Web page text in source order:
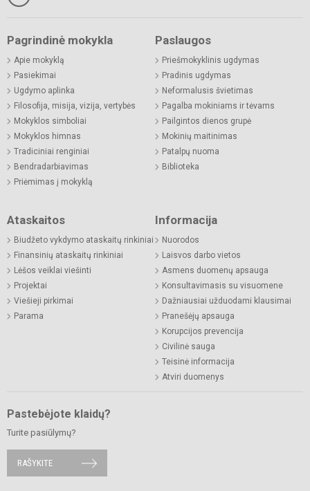
Pagrindinė mokykla
Apie mokyklą
Pasiekimai
Ugdymo aplinka
Filosofija, misija, vizija, vertybės
Mokyklos simboliai
Mokyklos himnas
Tradiciniai renginiai
Bendradarbiavimas
Priėmimas į mokyklą
Paslaugos
Priešmokyklinis ugdymas
Pradinis ugdymas
Neformalusis švietimas
Pagalba mokiniams ir tėvams
Pailgintos dienos grupė
Mokinių maitinimas
Patalpų nuoma
Biblioteka
Ataskaitos
Biudžeto vykdymo ataskaitų rinkiniai
Finansinių ataskaitų rinkiniai
Lėšos veiklai viešinti
Projektai
Viešieji pirkimai
Parama
Informacija
Nuorodos
Laisvos darbo vietos
Asmens duomenų apsauga
Konsultavimasis su visuomene
Dažniausiai užduodami klausimai
Pranešėjų apsauga
Korupcijos prevencija
Civilinė sauga
Teisinė informacija
Atviri duomenys
Pastebėjote klaidų?
Turite pasiūlymų?
RAŠYKITE